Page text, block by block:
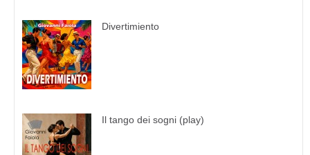
Divertimiento
Il tango dei sogni (play)